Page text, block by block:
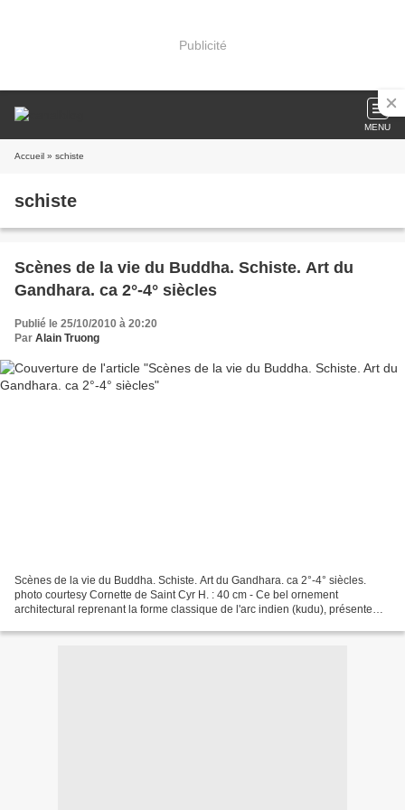
Publicité
MENU
Accueil » schiste
schiste
Scènes de la vie du Buddha. Schiste. Art du
Gandhara. ca 2°-4° siècles
Publié le 25/10/2010 à 20:20
Par Alain Truong
Scènes de la vie du Buddha. Schiste. Art du Gandhara. ca 2°-4° siècles.
photo courtesy Cornette de Saint Cyr H. : 40 cm - Ce bel ornement
architectural reprenant la forme classique de l'arc indien (kudu), présente